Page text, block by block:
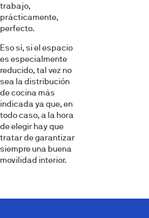
trabajo,
prácticamente,
perfecto.
Eso sí, si el espacio
es especialmente
reducido, tal vez no
sea la distribución
de cocina más
indicada ya que, en
todo caso, a la hora
de elegir hay que
tratar de garantizar
siempre una buena
movilidad interior.